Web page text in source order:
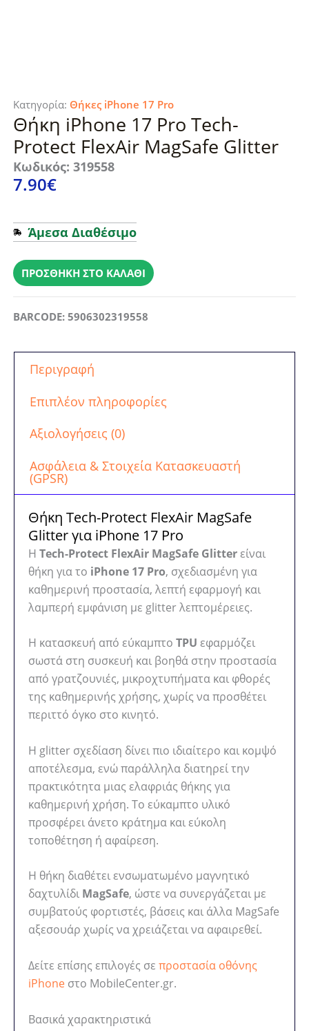
Κατηγορία: Θήκες iPhone 17 Pro
Θήκη iPhone 17 Pro Tech-
Protect FlexAir MagSafe Glitter
Κωδικός: 319558
7.90€
Άμεσα Διαθέσιμο
iPhone
17
Tech-
MagSafe
Glitter
ΠΡΟΣΘΉΚΗ ΣΤΟ ΚΑΛΆΘΙ
BARCODE: 5906302319558
Περιγραφή
Επιπλέον πληροφορίες
Αξιολογήσεις (0)
Ασφάλεια & Στοιχεία Κατασκευαστή
(GPSR)
Θήκη Tech-Protect FlexAir MagSafe
Glitter για iPhone 17 Pro
Η Tech-Protect FlexAir MagSafe Glitterείναι
θήκη για το iPhone 17 Pro, σχεδιασμένη για
καθημερινή προστασία, λεπτή εφαρμογή και
λαμπερή εμφάνιση με glitter λεπτομέρειες.
Η κατασκευή από εύκαμπτο TPU εφαρμόζει
σωστά στη συσκευή και βοηθά στην προστασία
από γρατζουνιές, μικροχτυπήματα και φθορές
της καθημερινής χρήσης, χωρίς να προσθέτει
περιττό όγκο στο κινητό.
Η glitter σχεδίαση δίνει πιο ιδιαίτερο και κομψό
αποτέλεσμα, ενώ παράλληλα διατηρεί την
πρακτικότητα μιας ελαφριάς θήκης για
καθημερινή χρήση. Το εύκαμπτο υλικό
προσφέρει άνετο κράτημα και εύκολη
τοποθέτηση ή αφαίρεση.
Η θήκη διαθέτει ενσωματωμένο μαγνητικό
δαχτυλίδι MagSafe, ώστε να συνεργάζεται με
συμβατούς φορτιστές, βάσεις και άλλα MagSafe
αξεσουάρ χωρίς να χρειάζεται να αφαιρεθεί.
Δείτε επίσης επιλογές σε προστασία οθόνης
iPhone στο MobileCenter.gr.
Βασικά χαρακτηριστικά